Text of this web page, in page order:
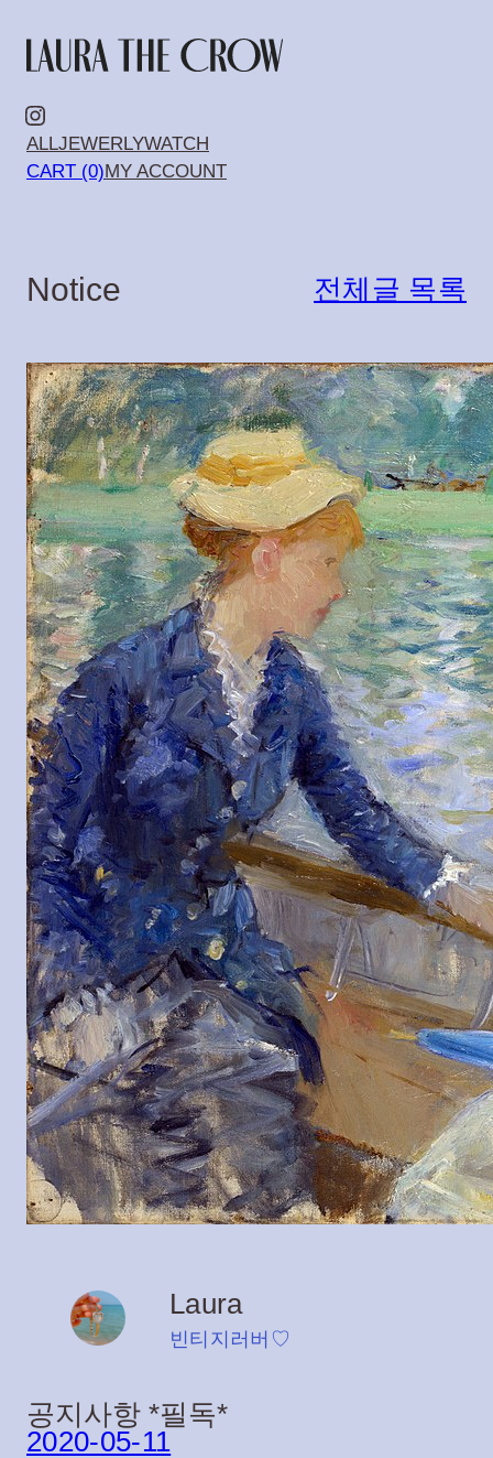
텐
츠
로
가
Instagram
ALLJEWERLYWATCH
CART (0)MY ACCOUNT
Notice 전체글 목록
Laura
빈티지러버♡
공지사항 *필독*
2020-05-11